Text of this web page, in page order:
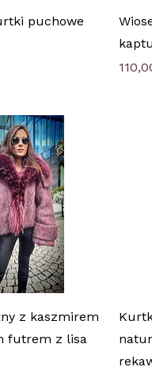
просмотр
puchowe
Цена
просмотр
z kaszmirem
futrem z lisa